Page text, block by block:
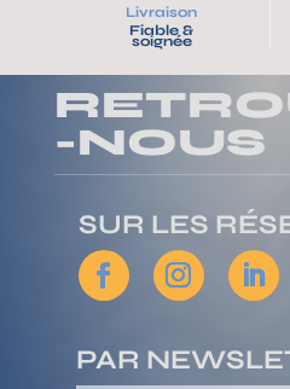
Livraison
Fiable &
soignée
-NOUS
SUR LES
PAR